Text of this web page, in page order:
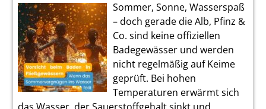
Sommer, Sonne, Wasserspaß
– doch gerade die Alb, Pfinz &
Co. sind keine offiziellen
Badegewässer und werden
nicht regelmäßig auf Keime
geprüft. Bei hohen
Temperaturen erwärmt sich